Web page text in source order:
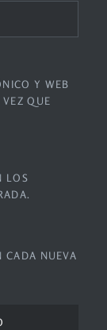
Y WEB
QUE
LOS
CADA NUEVA